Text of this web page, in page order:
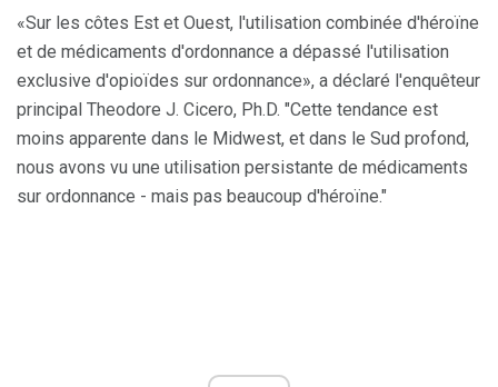
«Sur les côtes Est et Ouest, l'utilisation combinée d'héroïne
et de médicaments d'ordonnance a dépassé l'utilisation
exclusive d'opioïdes sur ordonnance», a déclaré l'enquêteur
principal Theodore J. Cicero, Ph.D. "Cette tendance est
moins apparente dans le Midwest, et dans le Sud profond,
nous avons vu une utilisation persistante de médicaments
sur ordonnance - mais pas beaucoup d'héroïne."